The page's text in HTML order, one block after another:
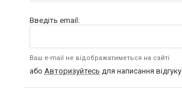
Введіть email:
Ваш e-mail не відображатиметься на сайті
або Авторизуйтесь для написання відгуку